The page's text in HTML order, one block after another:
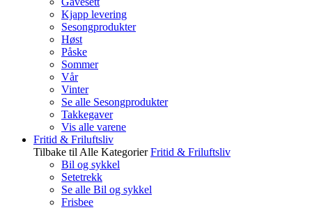
Kjapp levering
Sesongprodukter
Høst
Påske
Sommer
Vår
Vinter
Se alle Sesongprodukter
Takkegaver
Vis alle varene
Fritid & Friluftsliv
Tilbake til Alle Kategorier Fritid & Friluftsliv
Bil og sykkel
Setetrekk
Se alle Bil og sykkel
Frisbee